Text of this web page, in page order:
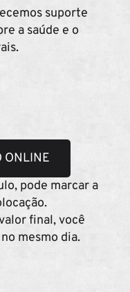
suporte
a saúde e o
ONLINE
pode marcar a
final, você
mesmo dia.